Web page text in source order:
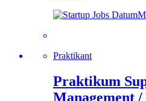
Praktikant
Praktikum
Management